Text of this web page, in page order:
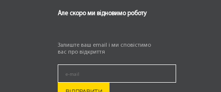
Але скоро ми відновимо роботу
Залиште ваш email і ми сповістимо
вас про відкриття